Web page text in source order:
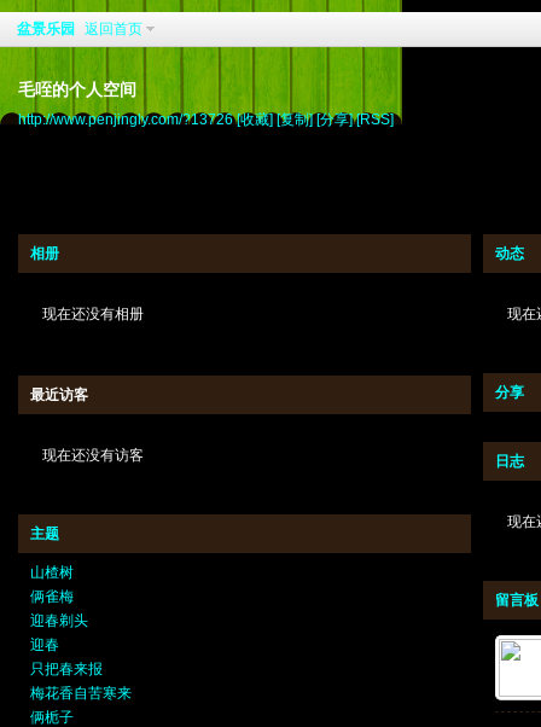
盆景乐园 返回首页
毛咥的个人空间
http://www.penjingly.com/?13726 [收藏] [复制] [分享] [RSS]
相册
现在还没有相册
最近访客
现在还没有访客
主题
山楂树
俩雀梅
迎春剃头
迎春
只把春来报
梅花香自苦寒来
俩栀子
动态
现在
分享
日志
现在
留言板